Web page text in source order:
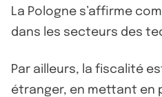
La Pologne s’affirme
dans les secteurs des
Par ailleurs, la fiscalité
étranger, en mettant en